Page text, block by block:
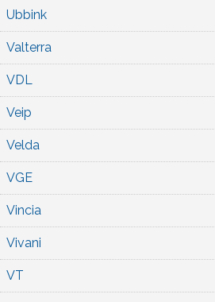
Ubbink
Valterra
VDL
Veip
Velda
VGE
Vincia
Vivani
VT